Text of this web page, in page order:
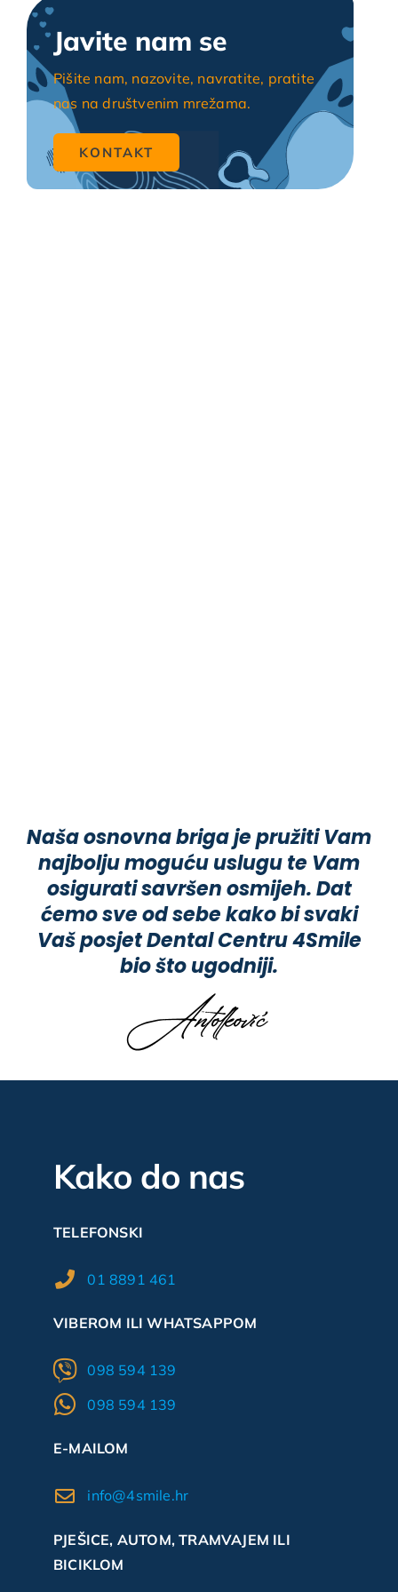
Javite nam se
Pišite nam, nazovite, navratite, pratite
nas na društvenim mrežama.
KONTAKT
Naša osnovna briga je pružiti Vam
najbolju moguću uslugu te Vam
osigurati savršen osmijeh. Dat
ćemo sve od sebe kako bi svaki
Vaš posjet Dental Centru 4Smile
bio što ugodniji.
Kako do nas
TELEFONSKI
01 8891 461
VIBEROM ILI WHATSAPPOM
098 594 139
098 594 139
E-MAILOM
info@4smile.hr
PJEŠICE, AUTOM, TRAMVAJEM ILI
BICIKLOM